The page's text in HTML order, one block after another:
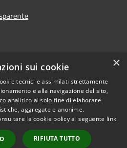
Copyright © 2026 • Comune di
Valbondione • Powered by
Municipium•
Accesso
×
sui cookie
tecnici e assimilati strettamente
e alla navigazione del sito,
analitico al solo fine di elaborare
aggregate e anonime.
la cookie policy al seguente link
RIFIUTA TUTTO